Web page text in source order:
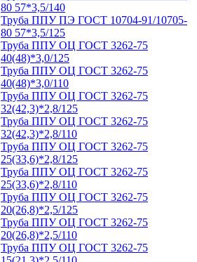
80 57*3,5/140
Труба ППУ ПЭ ГОСТ 10704-91/10705-
80 57*3,5/125
Труба ППУ ОЦ ГОСТ 3262-75
40(48)*3,0/125
Труба ППУ ОЦ ГОСТ 3262-75
40(48)*3,0/110
Труба ППУ ОЦ ГОСТ 3262-75
32(42,3)*2,8/125
Труба ППУ ОЦ ГОСТ 3262-75
32(42,3)*2,8/110
Труба ППУ ОЦ ГОСТ 3262-75
25(33,6)*2,8/125
Труба ППУ ОЦ ГОСТ 3262-75
25(33,6)*2,8/110
Труба ППУ ОЦ ГОСТ 3262-75
20(26,8)*2,5/125
Труба ППУ ОЦ ГОСТ 3262-75
20(26,8)*2,5/110
Труба ППУ ОЦ ГОСТ 3262-75